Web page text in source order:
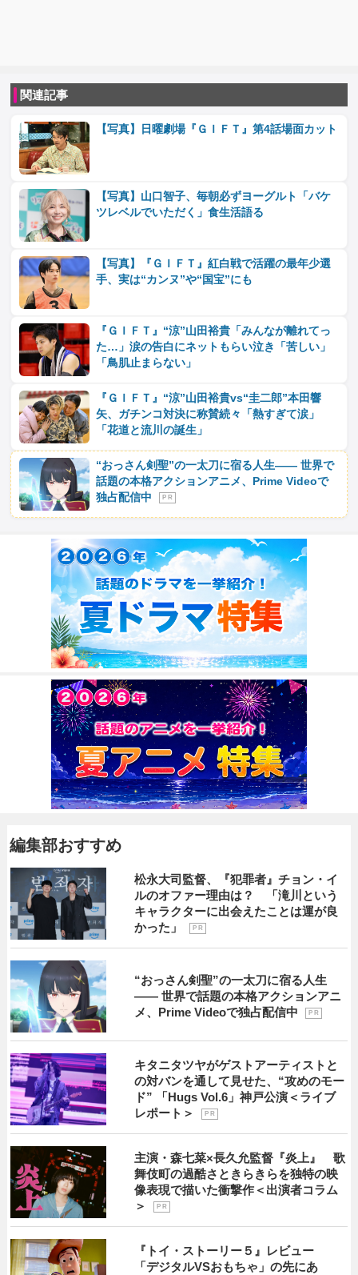
関連記事
【写真】日曜劇場『ＧＩＦＴ』第4話場面カット
【写真】山口智子、毎朝必ずヨーグルト「バケ
ツレベルでいただく」食生活語る
【写真】『ＧＩＦＴ』紅白戦で活躍の最年少選
手、実は“カンヌ”や“国宝”にも
『ＧＩＦＴ』“涼”山田裕貴「みんなが離れてっ
た…」涙の告白にネットもらい泣き「苦しい」
「鳥肌止まらない」
『ＧＩＦＴ』“涼”山田裕貴vs“圭二郎”本田響
矢、ガチンコ対決に称賛続々「熱すぎて涙」
「花道と流川の誕生」
“おっさん剣聖”の一太刀に宿る人生―― 世界で
話題の本格アクションアニメ、Prime Videoで
独占配信中
P R
編集部おすすめ
松永大司監督、『犯罪者』チョン・イ
ルのオファー理由は？ 「滝川という
キャラクターに出会えたことは運が良
かった」
P R
“おっさん剣聖”の一太刀に宿る人生
―― 世界で話題の本格アクションアニ
メ、Prime Videoで独占配信中
P R
キタニタツヤがゲストアーティストと
の対バンを通して見せた、“攻めのモー
ド” 「Hugs Vol.6」神戸公演＜ライブ
レポート＞
P R
主演・森七菜×長久允監督『炎上』 歌
舞伎町の過酷さときらきらを独特の映
像表現で描いた衝撃作＜出演者コラム
＞
P R
『トイ・ストーリー５』レビュー
「デジタルVSおもちゃ」の先にあ